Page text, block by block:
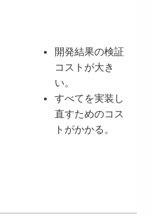
開発結果の検証
コストが大き
い。
すべてを実装し
直すためのコス
トがかかる。